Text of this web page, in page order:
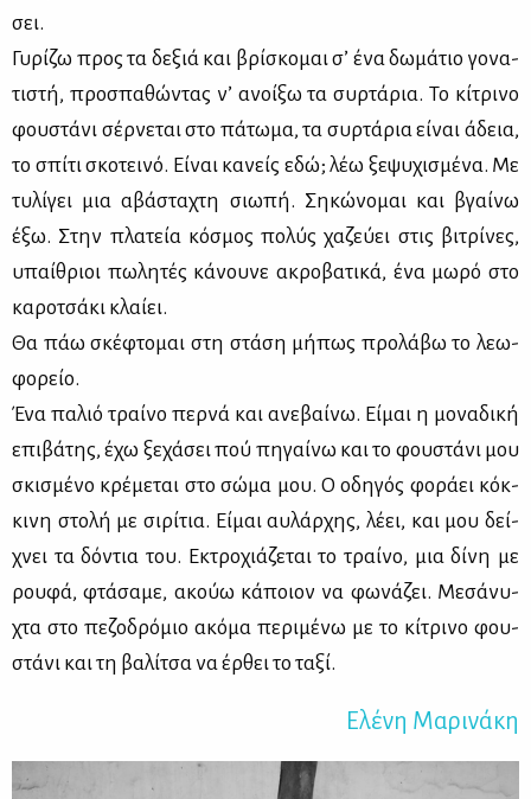
σει.
Γυ­ρί­ζω προς τα δε­ξιά και βρί­σκο­μαι σ’ ένα δω­μά­τιο γο­να­
τι­στή, προ­σπα­θώ­ντας ν’ ανοί­ξω τα συρ­τά­ρια. Το κί­τρι­νο
φου­στά­νι σέρ­νε­ται στο πά­τω­μα, τα συρ­τά­ρια εί­ναι άδεια,
το σπί­τι σκο­τει­νό. Εί­ναι κα­νείς εδώ; λέω ξε­ψυ­χι­σμέ­να. Με
τυ­λί­γει μια αβά­στα­χτη σιω­πή. Ση­κώ­νο­μαι και βγαί­νω
έξω. Στην πλα­τεία κό­σμος πο­λύς χα­ζεύ­ει στις βι­τρί­νες,
υπαί­θριοι πω­λη­τές κά­νου­νε ακρο­βα­τι­κά, ένα μω­ρό στο
κα­ρο­τσά­κι κλαί­ει.
Θα πάω σκέ­φτο­μαι στη στά­ση μή­πως προ­λά­βω το λε­ω­
φο­ρείο.
Ένα πα­λιό τραί­νο περ­νά και ανε­βαί­νω. Εί­μαι η μο­να­δι­κή
επι­βά­της, έχω ξε­χά­σει πού πη­γαί­νω και το φου­στά­νι μου
σκι­σμέ­νο κρέ­με­ται στο σώ­μα μου. Ο οδη­γός φο­ρά­ει κόκ­
κι­νη στο­λή με σι­ρί­τια. Εί­μαι αυ­λάρ­χης, λέ­ει, και μου δεί­
χνει τα δό­ντια του. Εκτρο­χιά­ζε­ται το τραί­νο, μια δί­νη με
ρου­φά, φτά­σα­με, ακούω κά­ποιον να φω­νά­ζει. Με­σά­νυ­
χτα στο πε­ζο­δρό­μιο ακό­μα πε­ρι­μέ­νω με το κί­τρι­νο φου­
στά­νι και τη βα­λί­τσα να έρ­θει το τα­ξί.
Ελέ­νη Μα­ρι­νά­κη